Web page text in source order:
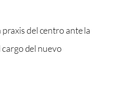
del centro ante la
del nuevo